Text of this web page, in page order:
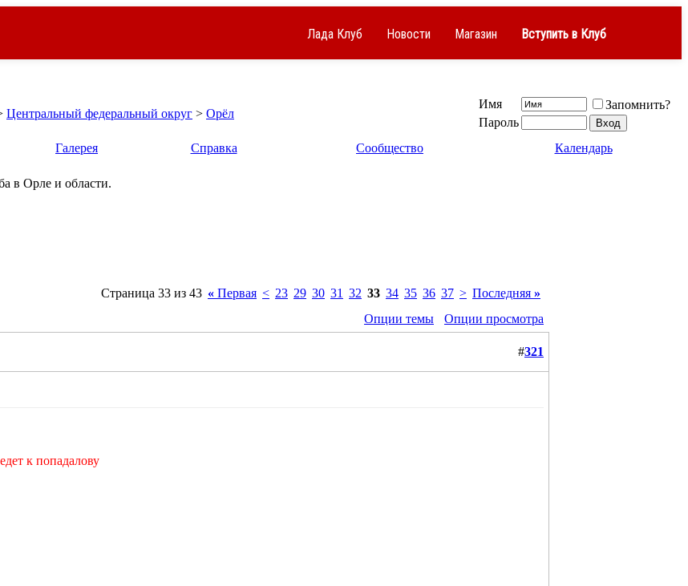
Лада Клуб Новости Магазин Вступить в Клуб
Центральный федеральный округ > Орёл
Имя
Запомнить?
Пароль
Галерея Справка Сообщество Календарь
в Орле и области.
Страница 33 из 43 « Первая < 23 29 30 31 32 33 34 35 36 37 > Последняя »
Опции темы
Опции просмотра
#321
к попадалову